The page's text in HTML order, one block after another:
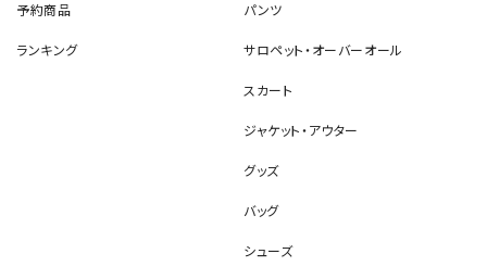
予約商品
ランキング
パンツ
サロペット・オーバーオール
スカート
ジャケット・アウター
グッズ
バッグ
シューズ